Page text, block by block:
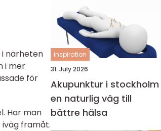
närheten
i mer
för
Har man
framåt.
inspiration
31. July 2026
Akupunktur i stockholm
en naturlig väg till
bättre hälsa